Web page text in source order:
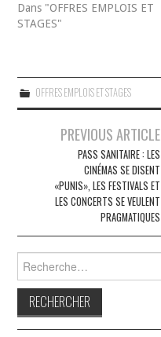
Dans "OFFRES EMPLOIS ET
STAGES"
OFFRES EMPLOIS ET STAGES
Navigation
articles
PREVIOUS ARTICLE
PASS SANITAIRE : LES
CINÉMAS SE DISENT
«PUNIS», LES FESTIVALS ET
LES CONCERTS SE VEULENT
PRAGMATIQUES